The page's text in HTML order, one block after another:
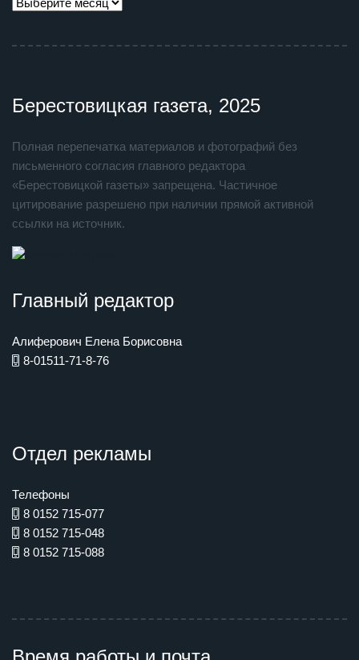
Берестовицкая газета, 2025
Полная перепечатка материалов и фотографий без
письменного согласия главного редактора
«Берестовицкой газеты» запрещена. Частичное
цитирование разрешено при наличии прямой активной
ссылки на источник.
Главный редактор
Алиферович Елена Борисовна
8-01511-71-8-76
Отдел рекламы
Телефоны
8 0152 715-077
8 0152 715-048
8 0152 715-088